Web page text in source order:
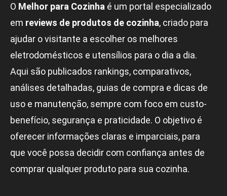
O Melhor para Cozinha é um portal especializado
em reviews de produtos de cozinha, criado para
ajudar o visitante a escolher os melhores
eletrodomésticos e utensílios para o dia a dia.
Aqui são publicados rankings, comparativos,
análises detalhadas, guias de compra e dicas de
uso e manutenção, sempre com foco em custo-
benefício, segurança e praticidade. O objetivo é
oferecer informações claras e imparciais, para
que você possa decidir com confiança antes de
comprar qualquer produto para sua cozinha.